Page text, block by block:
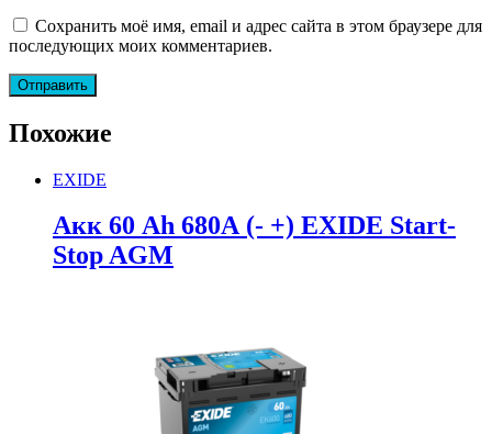
Сохранить моё имя, email и адрес сайта в этом браузере для
последующих моих комментариев.
Похожие
EXIDE
Акк 60 Ah 680А (- +) EXIDE Start-
Stop AGM